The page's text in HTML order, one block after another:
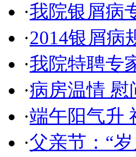
·我院银屑病
·2014银屑病
·我院特聘专
·病房温情
·端午阳气升
·父亲节：“